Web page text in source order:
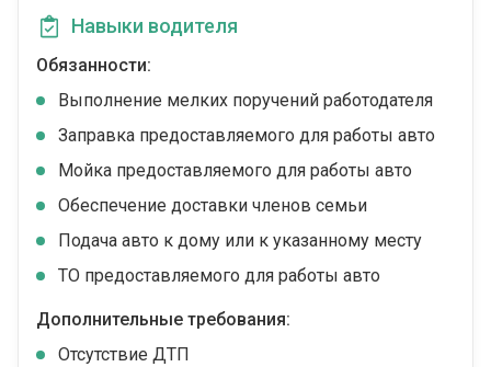
Навыки водителя
Обязанности:
Выполнение мелких поручений работодателя
Заправка предоставляемого для работы авто
Мойка предоставляемого для работы авто
Обеспечение доставки членов семьи
Подача авто к дому или к указанному месту
ТО предоставляемого для работы авто
Дополнительные требования:
Отсутствие ДТП